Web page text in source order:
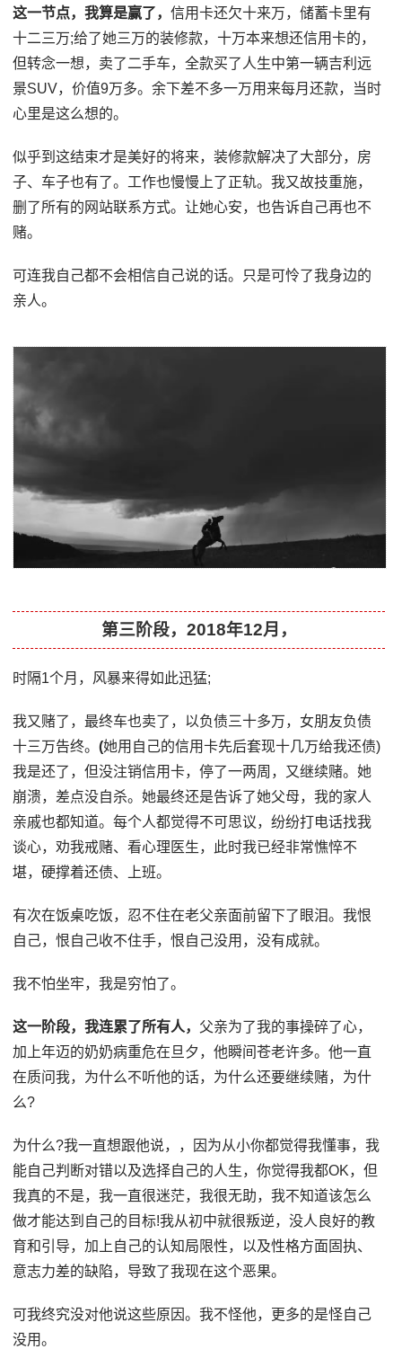
这一节点，我算是赢了，信用卡还欠十来万，储蓄卡里有
十二三万;给了她三万的装修款，十万本来想还信用卡的，
但转念一想，卖了二手车，全款买了人生中第一辆吉利远
景SUV，价值9万多。余下差不多一万用来每月还款，当时
心里是这么想的。
似乎到这结束才是美好的将来，装修款解决了大部分，房
子、车子也有了。工作也慢慢上了正轨。我又故技重施，
删了所有的网站联系方式。让她心安，也告诉自己再也不
赌。
可连我自己都不会相信自己说的话。只是可怜了我身边的
亲人。
第三阶段，2018年12月，
时隔1个月，风暴来得如此迅猛;
我又赌了，最终车也卖了，以负债三十多万，女朋友负债
十三万告终。(她用自己的信用卡先后套现十几万给我还债)
我是还了，但没注销信用卡，停了一两周，又继续赌。她
崩溃，差点没自杀。她最终还是告诉了她父母，我的家人
亲戚也都知道。每个人都觉得不可思议，纷纷打电话找我
谈心，劝我戒赌、看心理医生，此时我已经非常憔悴不
堪，硬撑着还债、上班。
有次在饭桌吃饭，忍不住在老父亲面前留下了眼泪。我恨
自己，恨自己收不住手，恨自己没用，没有成就。
我不怕坐牢，我是穷怕了。
这一阶段，我连累了所有人， 父亲为了我的事操碎了心，
加上年迈的奶奶病重危在旦夕，他瞬间苍老许多。他一直
在质问我，为什么不听他的话，为什么还要继续赌，为什
么?
为什么?我一直想跟他说，，因为从小你都觉得我懂事，我
能自己判断对错以及选择自己的人生，你觉得我都OK，但
我真的不是，我一直很迷茫，我很无助，我不知道该怎么
做才能达到自己的目标!我从初中就很叛逆，没人良好的教
育和引导，加上自己的认知局限性，以及性格方面固执、
意志力差的缺陷，导致了我现在这个恶果。
可我终究没对他说这些原因。我不怪他，更多的是怪自己
没用。